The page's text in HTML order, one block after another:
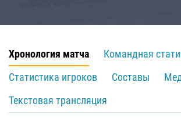
Хронология матча
Командная
Статистика игроков
Составы
Текстовая трансляция